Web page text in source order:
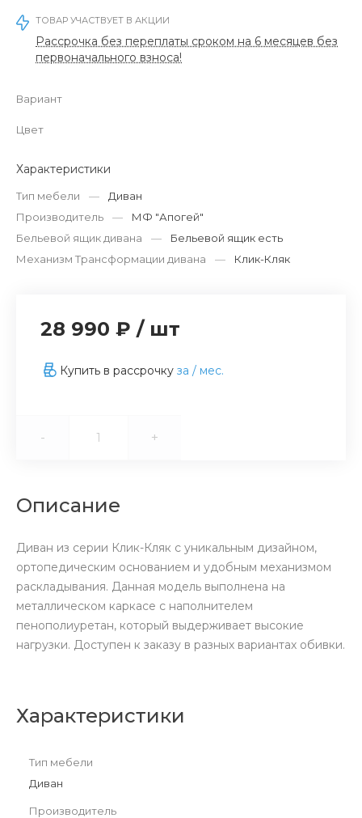
ТОВАР УЧАСТВУЕТ В АКЦИИ
Рассрочка без переплаты сроком на 6 месяцев без
первоначального взноса!
Вариант
Цвет
Характеристики
Тип мебели —
Диван
Производитель
—
МФ "Апогей"
Бельевой ящик дивана
—
Бельевой ящик есть
Механизм Трансформации дивана
— Клик-Кляк
28 990 ₽ / шт
Купить в рассрочку за / мес.
- +
Описание
Диван из серии Клик-Кляк с уникальным дизайном,
ортопедическим основанием и удобным механизмом
раскладывания. Данная модель выполнена на
металлическом каркасе с наполнителем
пенополиуретан, который выдерживает высокие
нагрузки. Доступен к заказу в разных вариантах обивки.
Характеристики
Тип мебели
Диван
Производитель